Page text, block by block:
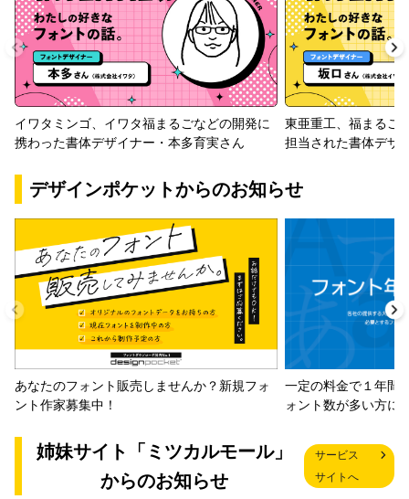
イワタミンゴ、イワタ福まるごなどの開発に
携わった書体デザイナー・本多育実さん
東亜重工、福まるご
担当された書体デザ
デザインポケットからのお知らせ
あなたのフォント販売しませんか？新規フォ
ント作家募集中！
一定の料金で１年間
ォント数が多い方に
姉妹サイト「ミツカルモール」
からのお知らせ
サービス
サイトへ